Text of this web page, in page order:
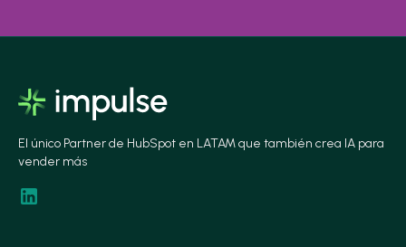
El único Partner de HubSpot en LATAM que también crea IA para
vender más